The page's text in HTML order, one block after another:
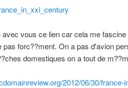
avec vous ce lien car cela me
pas forc??ment. On a pas d'avion
domestiques on a tout de
2012/06/30/france-